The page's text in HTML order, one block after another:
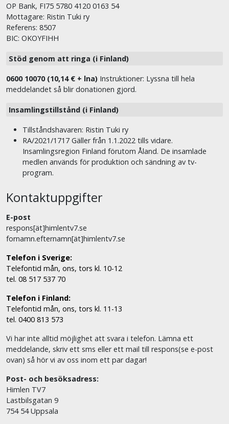
OP Bank, FI75 5780 4120 0163 54
Mottagare: Ristin Tuki ry
Referens: 8507
BIC: OKOYFIHH
Stöd genom att ringa (i Finland)
0600 10070 (10,14 € + lna) Instruktioner: Lyssna till hela
meddelandet så blir donationen gjord.
Insamlingstillstånd (i Finland)
Tillståndshavaren: Ristin Tuki ry
RA/2021/1717 Gäller från 1.1.2022 tills vidare.
Insamlingsregion Finland förutom Åland. De insamlade
medlen används för produktion och sändning av tv-
program.
Kontaktuppgifter
E-post
respons[ät]himlentv7.se
fornamn.efternamn[ät]himlentv7.se
Telefon i Sverige:
Telefontid mån, ons, tors kl. 10-12
tel. 08 517 537 70
Telefon i Finland:
Telefontid mån, ons, tors kl. 11-13
tel. 0400 813 573
Vi har inte alltid möjlighet att svara i telefon. Lämna ett
meddelande, skriv ett sms eller ett mail till respons(se e-post
ovan) så hör vi av oss inom ett par dagar!
Post- och besöksadress:
Himlen TV7
Lastbilsgatan 9
754 54 Uppsala